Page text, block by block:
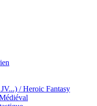
/ Heroic Fantasy